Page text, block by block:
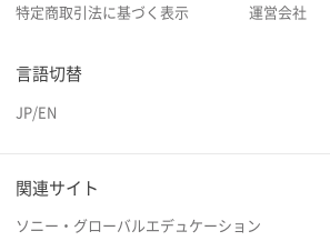
特定商取引法に基づく表示 運営会社
言語切替
JP/EN
関連サイト
ソニー・グローバルエデュケーション